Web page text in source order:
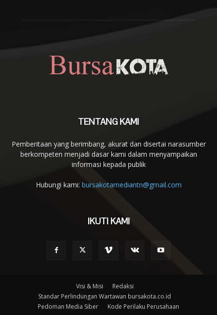
TENTANG KAMI
Pemberitaan yang berimbang, akurat dan disertai narasumber
berkompeten menjadi dasar kami dalam menyampaikan
informasi kepada publik
Hubungi kami: bursakotamediantn@gmail.com
IKUTI KAMI
Visi & Misi
Redaksi
Standar Perlindungan Wartawan bursakota.co.id
Pedoman Media Siber
Kode Perilaku Perusahaan